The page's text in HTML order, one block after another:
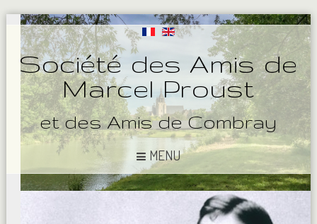
Société des Amis de
Marcel Proust
et des Amis de Combray
MENU